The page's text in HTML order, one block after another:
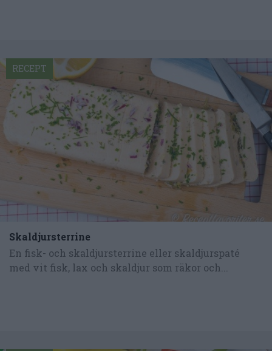
Skaldjursterrine
En fisk- och skaldjursterrine eller skaldjurspaté
med vit fisk, lax och skaldjur som räkor och...
RECEPT